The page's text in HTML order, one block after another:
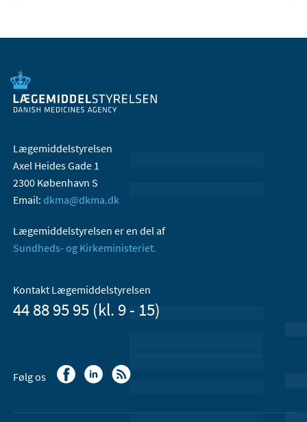
Lægemiddelstyrelsen
Axel Heides Gade 1
2300 København S
Email: dkma@dkma.dk
Lægemiddelstyrelsen er en del af
Sundheds- og Kirkeministeriet.
Kontakt Lægemiddelstyrelsen
44 88 95 95 (kl. 9 - 15)
Følg os